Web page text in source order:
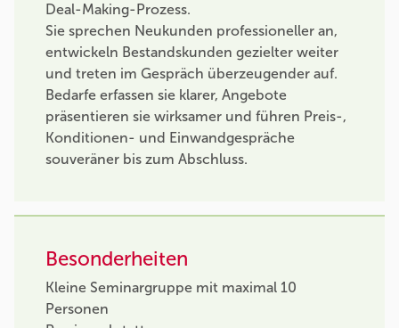
Deal-Making-Prozess.
Sie sprechen Neukunden professioneller an,
entwickeln Bestandskunden gezielter weiter
und treten im Gespräch überzeugender auf.
Bedarfe erfassen sie klarer, Angebote
präsentieren sie wirksamer und führen Preis-,
Konditionen- und Einwandgespräche
souveräner bis zum Abschluss.
Besonderheiten
Kleine Seminargruppe mit maximal 10
Personen